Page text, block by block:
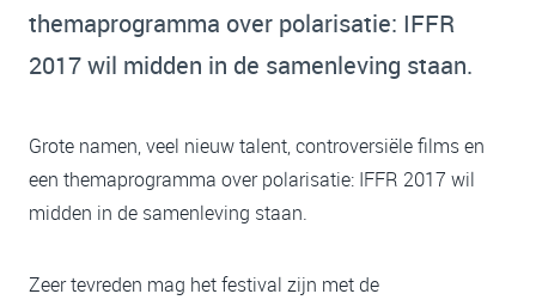
themaprogramma over polarisatie: IFFR
2017 wil midden in de samenleving staan.
Grote namen, veel nieuw talent, controversiële films en
een themaprogramma over polarisatie: IFFR 2017 wil
midden in de samenleving staan.
Zeer tevreden mag het festival zijn met de